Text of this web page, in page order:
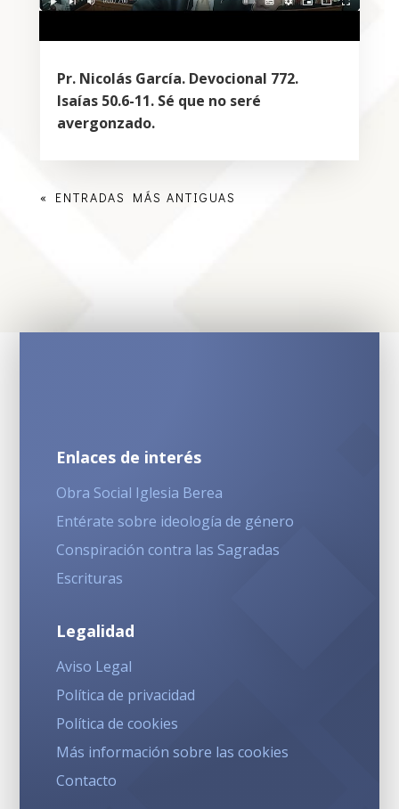
Pr. Nicolás García. Devocional 772.
Isaías 50.6-11. Sé que no seré
avergonzado.
« ENTRADAS MÁS ANTIGUAS
Enlaces de interés
Obra Social Iglesia Berea
Entérate sobre ideología de género
Conspiración contra las Sagradas
Escrituras
Legalidad
Aviso Legal
Política de privacidad
Política de cookies
Más información sobre las cookies
Contacto